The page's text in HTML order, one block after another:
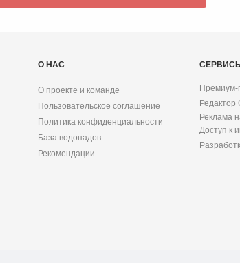
О НАС
О проекте и команде
Пользовательское соглашение
Политика конфиденциальности
База водопадов
Рекомендации
Премиум-
Редактор
Реклама
Доступ к